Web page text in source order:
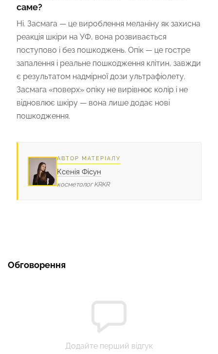
саме?
Ні. Засмага — це вироблення меланіну як захисна
реакція шкіри на УФ, вона розвивається
поступово і без пошкоджень. Опік — це гостре
запалення і реальне пошкодження клітин, завжди
є результатом надмірної дози ультрафіолету.
Засмага «поверх» опіку не вирівнює колір і не
відновлює шкіру — вона лише додає нові
пошкодження.
АВТОР МАТЕРІАЛУ
Ксенія Фісун
косметолог KRKR
Обговорення
Додайте перший відгук